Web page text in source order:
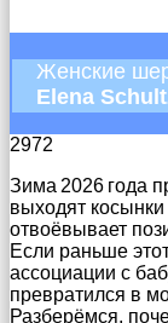
Женские
Elena
2972
Зима 2026 года
выходят
отвоёвывает
Если раньше
ассоциации с
превратился в
Разберёмся,